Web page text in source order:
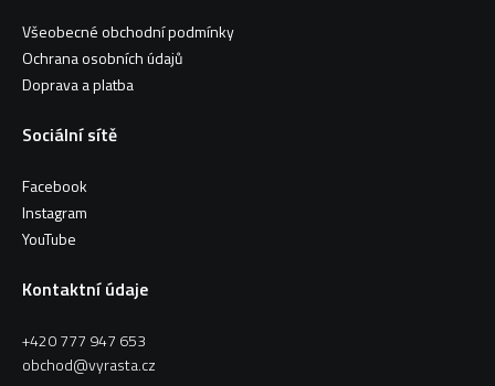
Všeobecné obchodní podmínky
Ochrana osobních údajů
Doprava a platba
Sociální sítě
Facebook
Instagram
YouTube
Kontaktní údaje
+420 777 947 653
obchod@vyrasta.cz